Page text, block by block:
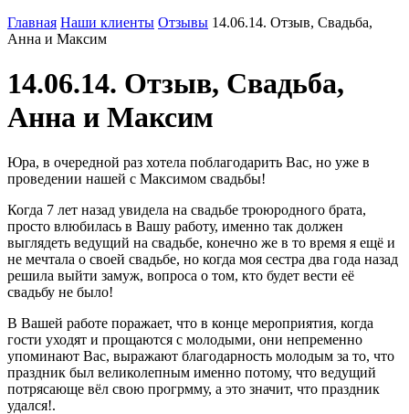
Главная Наши клиенты Отзывы 14.06.14. Отзыв, Свадьба,
Анна и Максим
14.06.14. Отзыв, Свадьба,
Анна и Максим
Юра, в очередной раз хотела поблагодарить Вас, но уже в
проведении нашей с Максимом свадьбы!
Когда 7 лет назад увидела на свадьбе троюродного брата,
просто влюбилась в Вашу работу, именно так должен
выглядеть ведущий на свадьбе, конечно же в то время я ещё и
не мечтала о своей свадьбе, но когда моя сестра два года назад
решила выйти замуж, вопроса о том, кто будет вести её
свадьбу не было!
В Вашей работе поражает, что в конце мероприятия, когда
гости уходят и прощаются с молодыми, они непременно
упоминают Вас, выражают благодарность молодым за то, что
праздник был великолепным именно потому, что ведущий
потрясающе вёл свою прогрмму, а это значит, что праздник
удался!.